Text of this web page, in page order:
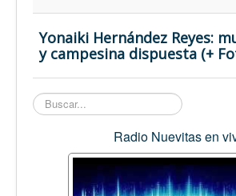
Fotorreportaje
Opinión
Medio Ambiente
Francés
Yonaiki Hernández Reyes:
y campesina dispuesta (+
Buscar...
Radio Nuevitas en